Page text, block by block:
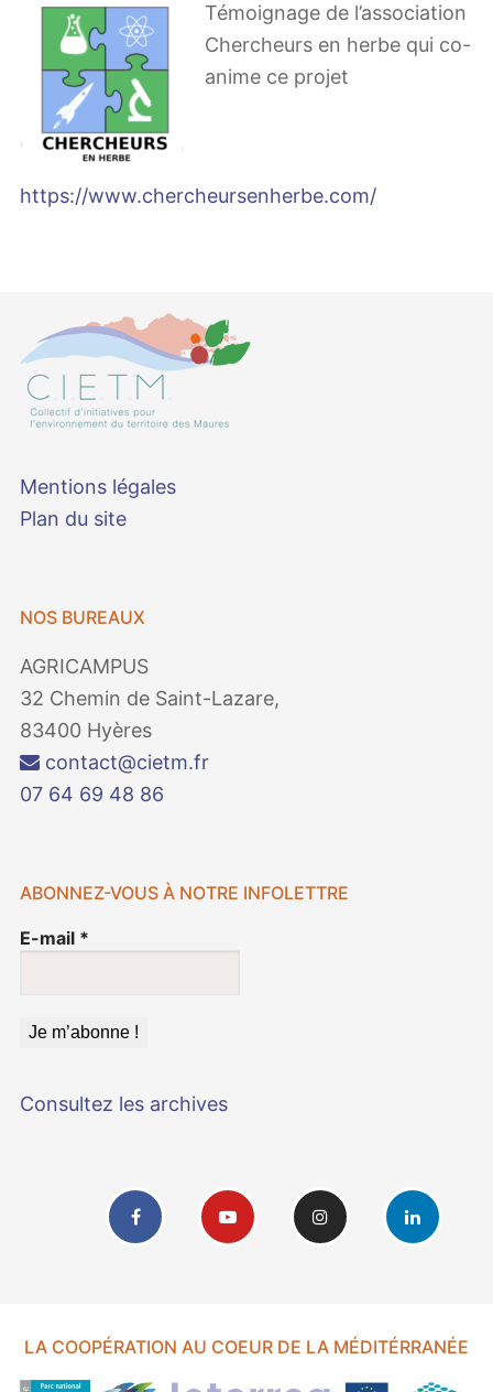
Témoignage de l’association
Chercheurs en herbe qui co-
anime ce projet
https://www.chercheursenherbe.com/
Mentions légales
Plan du site
NOS BUREAUX
AGRICAMPUS
32 Chemin de Saint-Lazare,
83400 Hyères
contact@cietm.fr
07 64 69 48 86
ABONNEZ-VOUS À NOTRE INFOLETTRE
E-mail *
Consultez les archives
LA COOPÉRATION AU COEUR DE LA MÉDITÉRRANÉE